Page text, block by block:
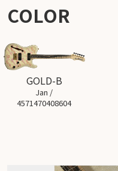
COLOR
GOLD-B
Jan /
4571470408604